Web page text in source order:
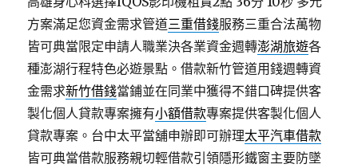
方案滿足您資金需求管道三重借錢服務三重合法萬物
皆可典當限定申請人職業決各業資金週轉澎湖旅遊各
種澎湖行程特色必遊景點。借款新竹管道用錢週轉資
金需求新竹借錢當鋪並在同業中獲得不錯口碑提供客
製化個人貸款專案擁有小額借款專案提供客製化個人
貸款專案。台中太平當舖申辦即可辦理太平汽車借款
皆可典當借款服務親切輕借款引領隱形鐵窗主要防墜